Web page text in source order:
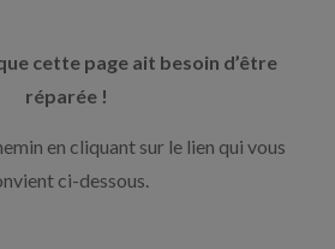
cette page ait besoin d’être
réparée !
en cliquant sur le lien qui vous
ci-dessous.